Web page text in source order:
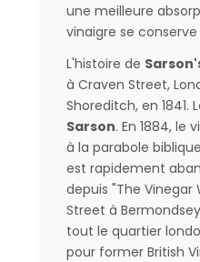
une meilleure
vinaigre se
L'histoire de
à Craven Street,
Shoreditch, en
Sarson. En 1884,
à la parabole
est rapidement
depuis "The
Street à
tout le quartier
pour former British